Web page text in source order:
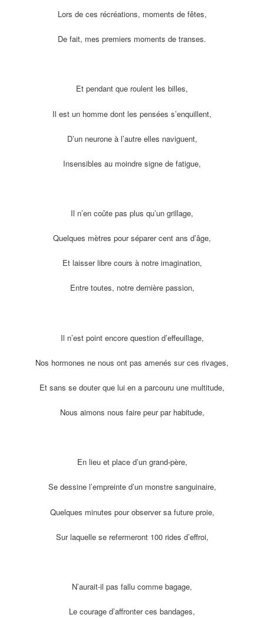
Lors de ces récréations, moments de fêtes,
De fait, mes premiers moments de transes.
Et pendant que roulent les billes,
Il est un homme dont les pensées s’enquillent,
D’un neurone à l’autre elles naviguent,
Insensibles au moindre signe de fatigue,
Il n’en coûte pas plus qu’un grillage,
Quelques mètres pour séparer cent ans d’âge,
Et laisser libre cours à notre imagination,
Entre toutes, notre dernière passion,
Il n’est point encore question d’effeuillage,
Nos hormones ne nous ont pas amenés sur ces rivages,
Et sans se douter que lui en a parcouru une multitude,
Nous aimons nous faire peur par habitude,
En lieu et place d’un grand-père,
Se dessine l’empreinte d’un monstre sanguinaire,
Quelques minutes pour observer sa future proie,
Sur laquelle se refermeront 100 rides d’effroi,
N’aurait-il pas fallu comme bagage,
Le courage d’affronter ces bandages,